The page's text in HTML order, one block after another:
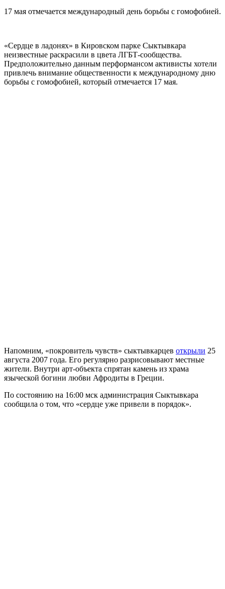
17 мая отмечается международный день борьбы с гомофобией.
«Сердце в ладонях» в Кировском парке Сыктывкара
неизвестные раскрасили в цвета ЛГБТ-сообщества.
Предположительно данным перформансом активисты хотели
привлечь внимание общественности к международному дню
борьбы с гомофобией, который отмечается 17 мая.
Напомним, «покровитель чувств» сыктывкарцев открыли 25
августа 2007 года. Его регулярно разрисовывают местные
жители. Внутри арт-объекта спрятан камень из храма
языческой богини любви Афродиты в Греции.
По состоянию на 16:00 мск администрация Сыктывкара
сообщила о том, что «сердце уже привели в порядок».